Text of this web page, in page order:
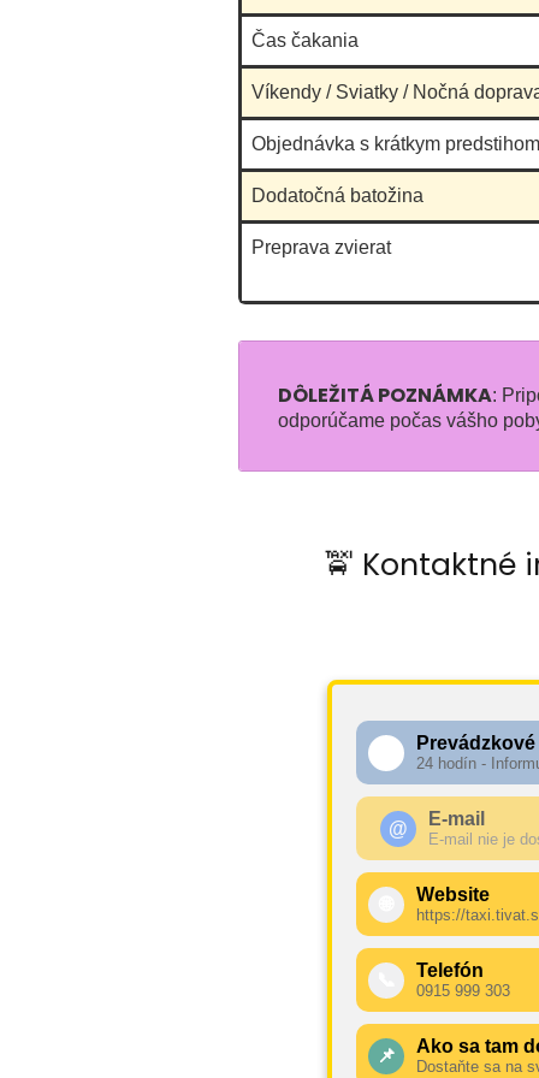
Čas čakania
Víkendy / Sviatky / Nočná
Objednávka s krátkym
Dodatočná batožina
Preprava zvierat
DÔLEŽITÁ POZNÁMKA:
odporúčame počas vášho
🚖 Kontaktné
24 hodín -
@ E-mail
E-mail nie je
Website
https://
Telefón
0915 999 303
📌 Ako sa tam
Dostaňte sa na